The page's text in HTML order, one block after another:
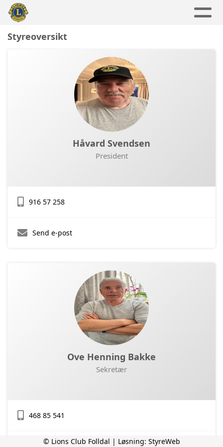
Styreoversikt
Håvard Svendsen
President
916 57 258
Send e-post
Ove Henning Bakke
Sekretær
468 85 541
© Lions Club Folldal | Løsning: StyreWeb